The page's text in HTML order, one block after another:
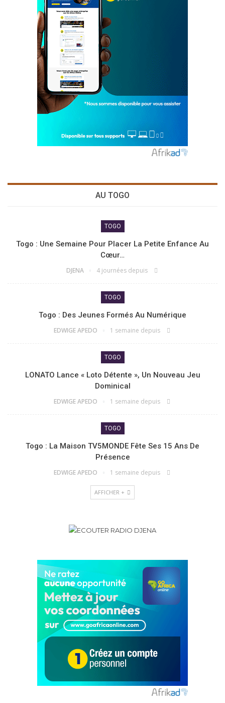
AU TOGO
TOGO
Togo : Une Semaine Pour Placer La Petite Enfance Au
Cœur…
DJENA 4 journées depuis
TOGO
Togo : Des Jeunes Formés Au Numérique
EDWIGE APEDO 1 semaine depuis
TOGO
LONATO Lance « Loto Détente », Un Nouveau Jeu
Dominical
EDWIGE APEDO 1 semaine depuis
TOGO
Togo : La Maison TV5MONDE Fête Ses 15 Ans De
Présence
EDWIGE APEDO 1 semaine depuis
AFFICHER +